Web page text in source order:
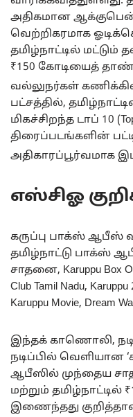
அதிகமான
வெற்றிகரமாக
தமிழ்நாட்டில் மட்டும்
₹150 கோடியைத்
வல்லுநர்கள்
பட்சத்தில்,
மிகச்சிறந்த டாப் 10
திரைப்படங்களின்
அதிகாரப்பூர்வமாக
எஸ்சிஓ
கருப்பு பாக்ஸ் ஆபீஸ்
தமிழ்நாட்டு பாக்ஸ்
சாதனை, Karuppu Box
Club Tamil Nadu,
Karuppu Movie, Dream
இந்தக் காணொலி,
நடிப்பில் வெளியான
ஆபீஸில் முந்தைய
மற்றும் தமிழ்நாட்டில்
இணைந்தது